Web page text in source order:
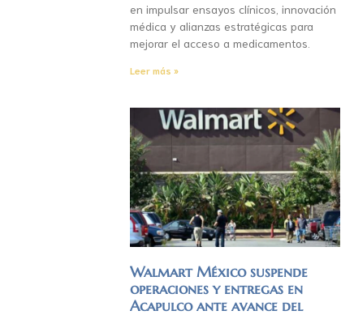
en impulsar ensayos clínicos, innovación
médica y alianzas estratégicas para
mejorar el acceso a medicamentos.
Leer más »
Walmart México suspende
operaciones y entregas en
Acapulco ante avance del